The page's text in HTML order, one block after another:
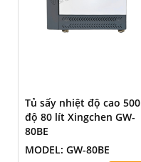
Tủ sấy nhiệt độ cao 500
độ 80 lít Xingchen GW-
80BE
MODEL: GW-80BE